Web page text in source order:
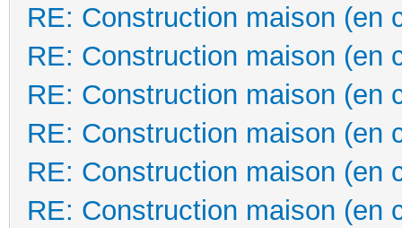
RE: Construction maison (en
RE: Construction maison (en
RE: Construction maison (en
RE: Construction maison (en
RE: Construction maison (en
RE: Construction maison (en